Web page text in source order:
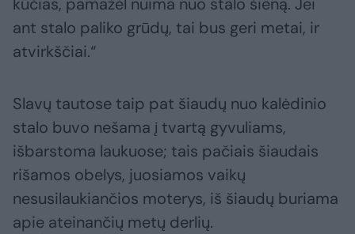
ant stalo paliko grūdų, tai bus geri metai, ir
atvirkščiai.“
Slavų tautose taip pat šiaudų nuo kalėdinio
stalo buvo nešama į tvartą gyvuliams,
išbarstoma laukuose; tais pačiais šiaudais
rišamos obelys, juosiamos vaikų
nesusilaukiančios moterys, iš šiaudų buriama
apie ateinančių metų derlių.